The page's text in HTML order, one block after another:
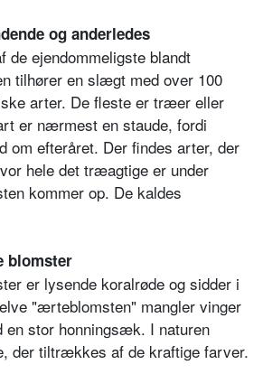
og anderledes
de ejendommeligste blandt
tilhører en slægt med over 100
arter. De fleste er træer eller
er nærmest en staude, fordi
om efteråret. Der findes arter, der
hele det træagtige er under
kommer op. De kaldes
blomster
er lysende koralrøde og sidder i
"ærteblomsten" mangler vinger
en stor honningsæk. I naturen
der tiltrækkes af de kraftige farver.